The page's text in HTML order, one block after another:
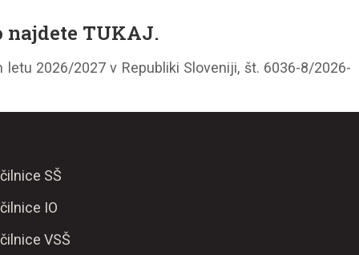
najdete TUKAJ.
2026/2027 v Republiki Sloveniji, št. 6036-8/2026-
SŠ
IO
VSŠ